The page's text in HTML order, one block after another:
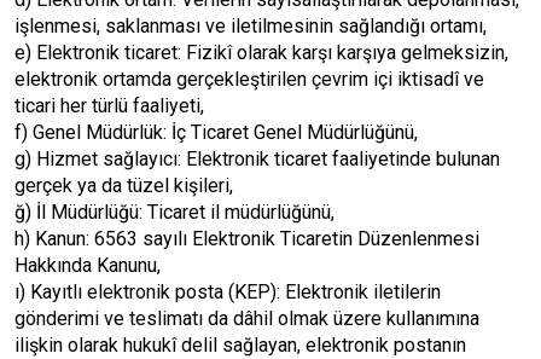
işlenmesi, saklanması ve iletilmesinin sağlandığı ortamı,
e) Elektronik ticaret: Fizikî olarak karşı karşıya gelmeksizin,
elektronik ortamda gerçekleştirilen çevrim içi iktisadî ve
ticari her türlü faaliyeti,
f) Genel Müdürlük: İç Ticaret Genel Müdürlüğünü,
g) Hizmet sağlayıcı: Elektronik ticaret faaliyetinde bulunan
gerçek ya da tüzel kişileri,
ğ) İl Müdürlüğü: Ticaret il müdürlüğünü,
h) Kanun: 6563 sayılı Elektronik Ticaretin Düzenlenmesi
Hakkında Kanunu,
ı) Kayıtlı elektronik posta (KEP): Elektronik iletilerin
gönderimi ve teslimatı da dâhil olmak üzere kullanımına
ilişkin olarak hukukî delil sağlayan, elektronik postanın